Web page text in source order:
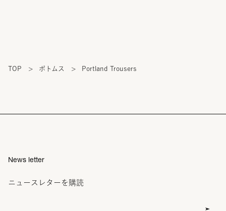
TOP > ボトムス > Portland Trousers
News letter
ニュースレターを購読